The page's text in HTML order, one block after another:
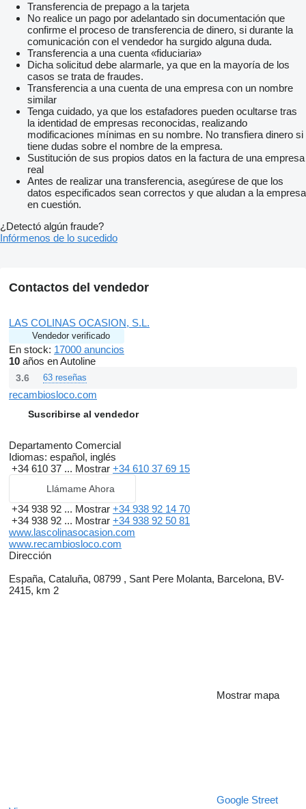
Transferencia de prepago a la tarjeta
No realice un pago por adelantado sin documentación que
confirme el proceso de transferencia de dinero, si durante la
comunicación con el vendedor ha surgido alguna duda.
Transferencia a una cuenta «fiduciaria»
Dicha solicitud debe alarmarle, ya que en la mayoría de los
casos se trata de fraudes.
Transferencia a una cuenta de una empresa con un nombre
similar
Tenga cuidado, ya que los estafadores pueden ocultarse tras
la identidad de empresas reconocidas, realizando
modificaciones mínimas en su nombre. No transfiera dinero si
tiene dudas sobre el nombre de la empresa.
Sustitución de sus propios datos en la factura de una empresa
real
Antes de realizar una transferencia, asegúrese de que los
datos especificados sean correctos y que aludan a la empresa
en cuestión.
¿Detectó algún fraude?
Infórmenos de lo sucedido
Contactos del vendedor
LAS COLINAS OCASION, S.L.
Vendedor verificado
En stock: 17000 anuncios
10 años en Autoline
3.6 63 reseñas
recambiosloco.com
Suscribirse al vendedor
Departamento Comercial
Idiomas: español, inglés
+34 610 37 ... Mostrar +34 610 37 69 15
Llámame Ahora
+34 938 92 ... Mostrar +34 938 92 14 70
+34 938 92 ... Mostrar +34 938 92 50 81
www.lascolinasocasion.com
www.recambiosloco.com
Dirección
España, Cataluña, 08799 , Sant Pere Molanta, Barcelona, BV-
2415, km 2
Mostrar mapa
Google Street